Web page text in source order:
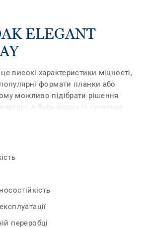
ELEGANT
високі характеристики міцності,
формати планки або
можливо підібрати рішення
в будь-якому із сучасних
ПВХ і кам'яно-полімерний
А фарбована фаска з чотирьох
глибини дизайнам у вигляді
керамічних плиток.
переробці